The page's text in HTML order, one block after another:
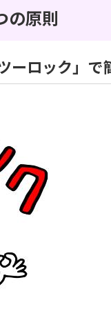
の原則
ーロック」で